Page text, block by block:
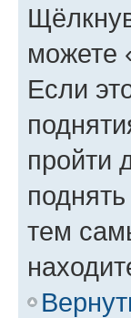
можете
Если
пройти
тем